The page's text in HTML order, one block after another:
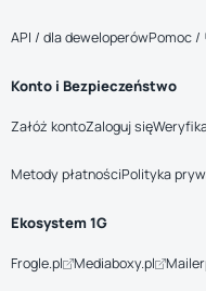
API / dla deweloperówPomoc /
Konto i Bezpieczeństwo
Załóż kontoZaloguj się
Metody płatnościPolityka
Ekosystem 1G
Frogle.pl Mediaboxy.pl